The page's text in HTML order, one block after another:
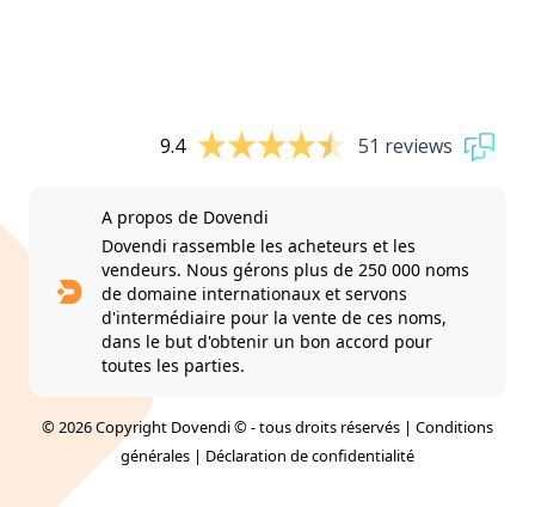
9.4 51 reviews
A propos de Dovendi
Dovendi rassemble les acheteurs et les
vendeurs. Nous gérons plus de 250 000 noms
de domaine internationaux et servons
d'intermédiaire pour la vente de ces noms,
dans le but d'obtenir un bon accord pour
toutes les parties.
© 2026 Copyright Dovendi © - tous droits réservés | Conditions
générales | Déclaration de confidentialité